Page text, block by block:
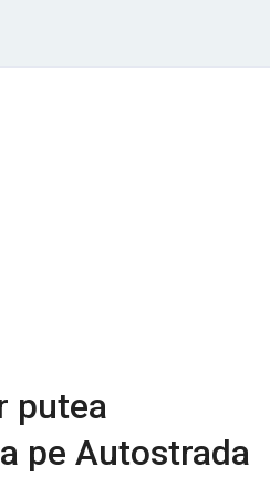
putea
pe Autostrada